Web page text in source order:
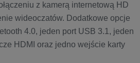
z kamerą internetową HD
wideoczatów. Dodatkowe opcje
4.0, jeden port USB 3.1, jeden
HDMI oraz jedno wejście karty